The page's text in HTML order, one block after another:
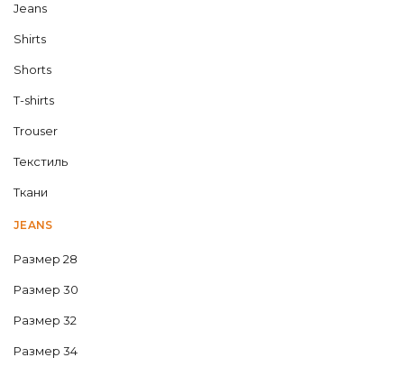
Jeans
Shirts
Shorts
T-shirts
Trouser
Текстиль
Ткани
JEANS
Размер 28
Размер 30
Размер 32
Размер 34